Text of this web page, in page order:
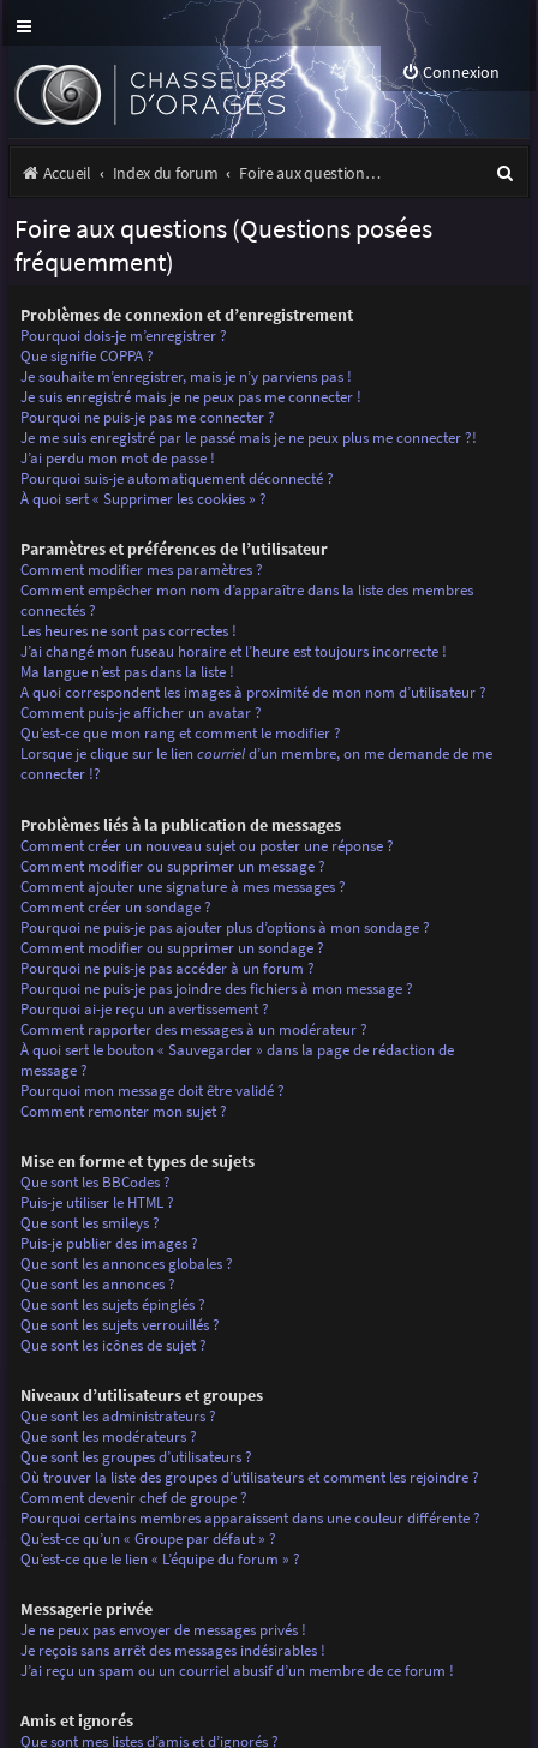
Connexion
Accueil Index du forum Foire aux questions (Questions posées fréquemment)
Foire aux questions (Questions posées
fréquemment)
Problèmes de connexion et d’enregistrement
Pourquoi dois-je m’enregistrer ?
Que signifie COPPA ?
Je souhaite m’enregistrer, mais je n’y parviens pas !
Je suis enregistré mais je ne peux pas me connecter !
Pourquoi ne puis-je pas me connecter ?
Je me suis enregistré par le passé mais je ne peux plus me connecter ?!
J’ai perdu mon mot de passe !
Pourquoi suis-je automatiquement déconnecté ?
À quoi sert « Supprimer les cookies » ?
Paramètres et préférences de l’utilisateur
Comment modifier mes paramètres ?
Comment empêcher mon nom d’apparaître dans la liste des membres
connectés ?
Les heures ne sont pas correctes !
J’ai changé mon fuseau horaire et l’heure est toujours incorrecte !
Ma langue n’est pas dans la liste !
A quoi correspondent les images à proximité de mon nom d’utilisateur ?
Comment puis-je afficher un avatar ?
Qu’est-ce que mon rang et comment le modifier ?
Lorsque je clique sur le liencourrield’un membre, on me demande de me
connecter !?
Problèmes liés à la publication de messages
Comment créer un nouveau sujet ou poster une réponse ?
Comment modifier ou supprimer un message ?
Comment ajouter une signature à mes messages ?
Comment créer un sondage ?
Pourquoi ne puis-je pas ajouter plus d’options à mon sondage ?
Comment modifier ou supprimer un sondage ?
Pourquoi ne puis-je pas accéder à un forum ?
Pourquoi ne puis-je pas joindre des fichiers à mon message ?
Pourquoi ai-je reçu un avertissement ?
Comment rapporter des messages à un modérateur ?
À quoi sert le bouton « Sauvegarder » dans la page de rédaction de
message ?
Pourquoi mon message doit être validé ?
Comment remonter mon sujet ?
Mise en forme et types de sujets
Que sont les BBCodes ?
Puis-je utiliser le HTML ?
Que sont les smileys ?
Puis-je publier des images ?
Que sont les annonces globales ?
Que sont les annonces ?
Que sont les sujets épinglés ?
Que sont les sujets verrouillés ?
Que sont les icônes de sujet ?
Niveaux d’utilisateurs et groupes
Que sont les administrateurs ?
Que sont les modérateurs ?
Que sont les groupes d’utilisateurs ?
Où trouver la liste des groupes d’utilisateurs et comment les rejoindre ?
Comment devenir chef de groupe ?
Pourquoi certains membres apparaissent dans une couleur différente ?
Qu’est-ce qu’un « Groupe par défaut » ?
Qu’est-ce que le lien « L’équipe du forum » ?
Messagerie privée
Je ne peux pas envoyer de messages privés !
Je reçois sans arrêt des messages indésirables !
J’ai reçu un spam ou un courriel abusif d’un membre de ce forum !
Amis et ignorés
Que sont mes listes d’amis et d’ignorés ?